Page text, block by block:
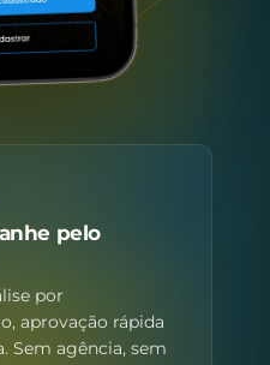
pelo
por
aprovação rápida
Sem agência, sem